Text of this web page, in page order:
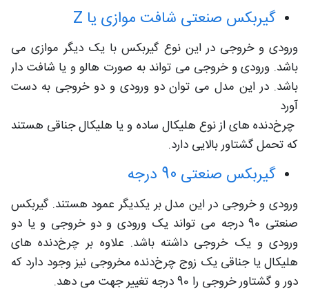
گیربکس صنعتی شافت موازی یا Z
ورودی و خروجی در این نوع گیربکس با یک دیگر موازی می
باشد. ورودی و خروجی می تواند به صورت هالو و یا شافت دار
باشد. در این مدل می توان دو ورودی و دو خروجی به دست
آورد
چرخ‌دنده های از نوع هلیکال ساده و یا هلیکال جناقی هستند
که تحمل گشتاور بالایی دارد.
گیربکس صنعتی 90 درجه
ورودی و خروجی در این مدل بر یکدیگر عمود هستند. گیربکس
صنعتی 90 درجه می تواند یک ورودی و دو خروجی و یا دو
ورودی و یک خروجی داشته باشد. علاوه بر چرخ‌دنده های
هلیکال یا جناقی یک زوج چرخ‌دنده مخروجی نیز وجود دارد که
دور و گشتاور خروجی را 90 درجه تغییر جهت می دهد.